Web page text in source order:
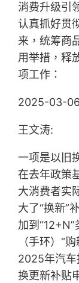
消费升级引
认真抓好贯
来，统筹商
用举措，释
项工作：
2025-03-
王文涛:
一项是以旧
在去年政策
大消费者实
大了“换新”
加到
（手环）“
2025年汽车
换更新补贴